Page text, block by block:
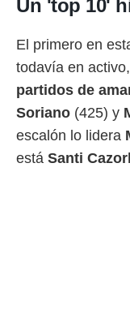
e
mediante
publicidad
publicidad
Un 'top 10'
El primero en
todavía en
partidos de
Soriano (425) y
escalón lo lidera
está Santi